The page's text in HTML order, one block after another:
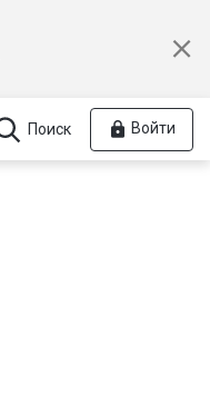
Поиск Войти